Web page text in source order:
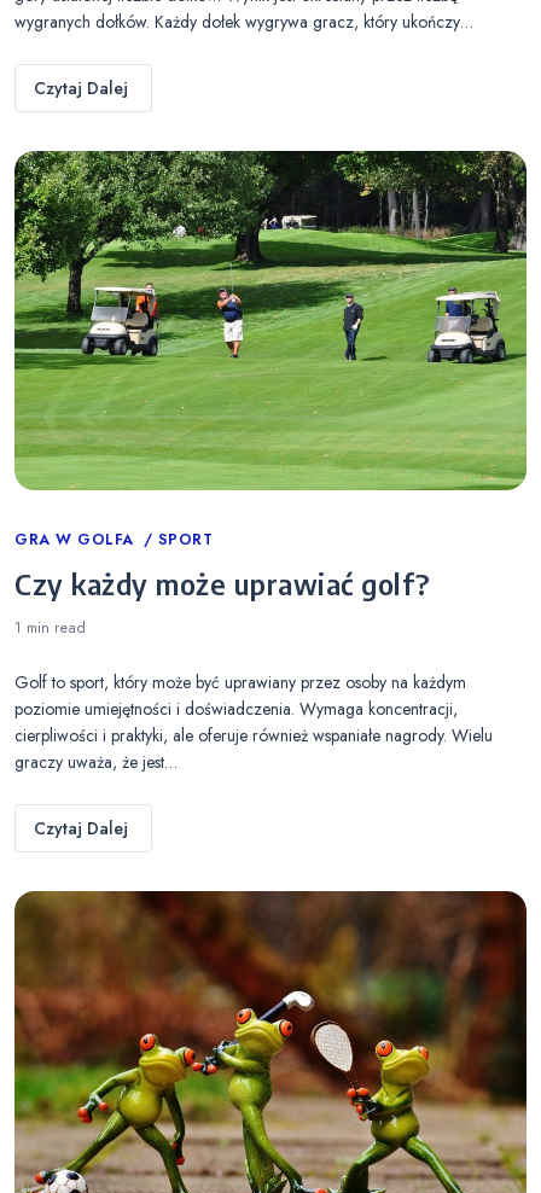
wygranych dołków. Każdy dołek wygrywa gracz, który ukończy…
Czytaj Dalej
Categories
GRA W GOLFA SPORT
Czy każdy może uprawiać golf?
1 min read
Golf to sport, który może być uprawiany przez osoby na każdym
poziomie umiejętności i doświadczenia. Wymaga koncentracji,
cierpliwości i praktyki, ale oferuje również wspaniałe nagrody. Wielu
graczy uważa, że jest…
Czytaj Dalej